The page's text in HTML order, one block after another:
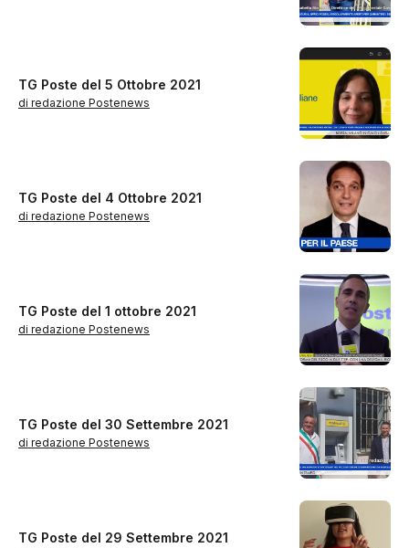
TG Poste del 5 Ottobre 2021
di redazione Postenews
TG Poste del 4 Ottobre 2021
di redazione Postenews
TG Poste del 1 ottobre 2021
di redazione Postenews
TG Poste del 30 Settembre 2021
di redazione Postenews
TG Poste del 29 Settembre 2021